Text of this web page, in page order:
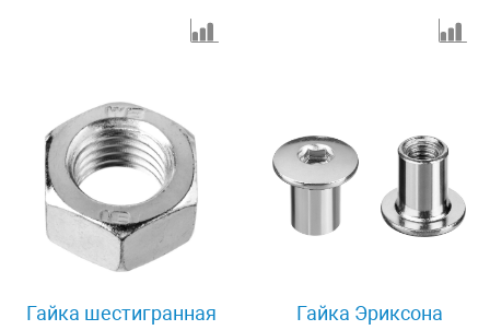
Гайка шестигранная
Гайка Эриксона